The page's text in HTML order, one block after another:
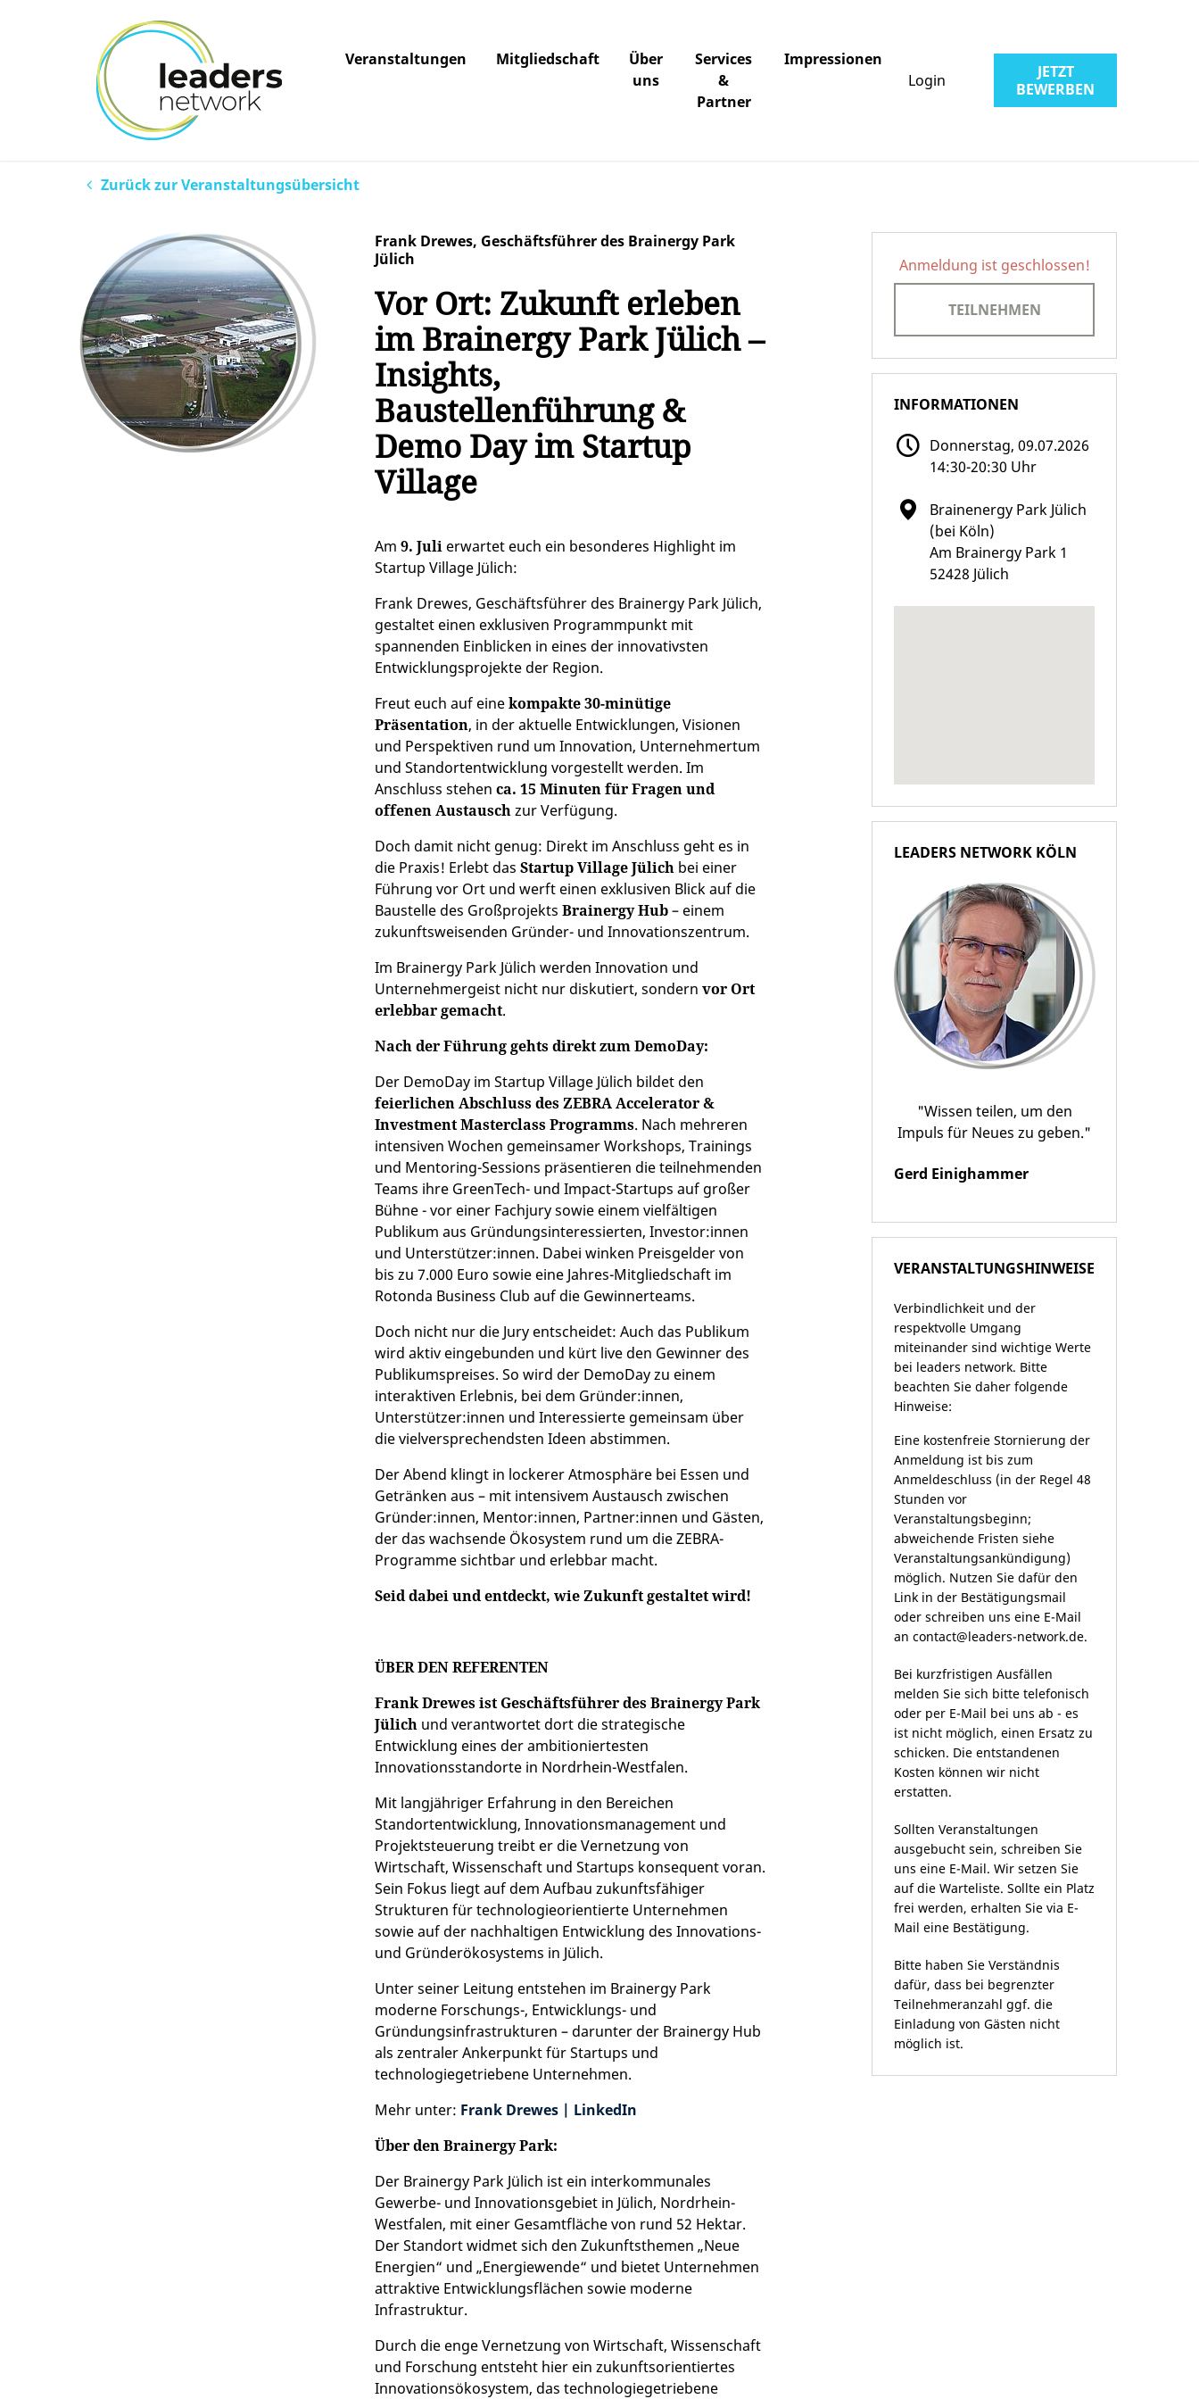
Veranstaltungen Mitgliedschaft
Über
uns
Services
&
Partner
Impressionen
Login
JETZT
BEWERBEN
Zurück zur Veranstaltungsübersicht
Frank Drewes, Geschäftsführer des Brainergy Park
Jülich
Vor Ort: Zukunft erleben
im Brainergy Park Jülich –
Insights,
Baustellenführung &
Demo Day im Startup
Village
Am 9. Julierwartet euch ein besonderes Highlight im
Startup Village Jülich:
Frank Drewes, Geschäftsführer des Brainergy Park Jülich,
gestaltet einen exklusiven Programmpunkt mit
spannenden Einblicken in eines der innovativsten
Entwicklungsprojekte der Region.
Freut euch auf einekompakte 30-minütige
Präsentation, in der aktuelle Entwicklungen, Visionen
und Perspektiven rund um Innovation, Unternehmertum
und Standortentwicklung vorgestellt werden. Im
Anschluss stehen ca. 15 Minuten für Fragen und
offenen Austauschzur Verfügung.
Doch damit nicht genug: Direkt im Anschluss geht es in
die Praxis! Erlebt das Startup Village Jülichbei einer
Führung vor Ort und werft einen exklusiven Blick auf die
Baustelle des Großprojekts Brainergy Hub– einem
zukunftsweisenden Gründer- und Innovationszentrum.
Im Brainergy Park Jülich werden Innovation und
Unternehmergeist nicht nur diskutiert, sondern vor Ort
erlebbar gemacht.
Nach der Führung gehts direkt zum DemoDay:
Der DemoDay im Startup Village Jülich bildet den
feierlichen Abschluss des ZEBRA Accelerator &
Investment Masterclass Programms. Nach mehreren
intensiven Wochen gemeinsamer Workshops, Trainings
und Mentoring-Sessions präsentieren die teilnehmenden
Teams ihre GreenTech- und Impact-Startups auf großer
Bühne - vor einer Fachjury sowie einem vielfältigen
Publikum aus Gründungsinteressierten, Investor:innen
und Unterstützer:innen. Dabei winken Preisgelder von
bis zu 7.000 Euro sowie eine Jahres-Mitgliedschaft im
Rotonda Business Club auf die Gewinnerteams.
Doch nicht nur die Jury entscheidet: Auch das Publikum
wird aktiv eingebunden und kürt live den Gewinner des
Publikumspreises. So wird der DemoDay zu einem
interaktiven Erlebnis, bei dem Gründer:innen,
Unterstützer:innen und Interessierte gemeinsam über
die vielversprechendsten Ideen abstimmen.
Der Abend klingt in lockerer Atmosphäre bei Essen und
Getränken aus – mit intensivem Austausch zwischen
Gründer:innen, Mentor:innen, Partner:innen und Gästen,
der das wachsende Ökosystem rund um die ZEBRA-
Programme sichtbar und erlebbar macht.
Seid dabei und entdeckt, wie Zukunft gestaltet wird!
ÜBER DEN REFERENTEN
Frank Drewes ist Geschäftsführer des Brainergy Park
Jülich und verantwortet dort die strategische
Entwicklung eines der ambitioniertesten
Innovationsstandorte in Nordrhein-Westfalen.
Mit langjähriger Erfahrung in den Bereichen
Standortentwicklung, Innovationsmanagement und
Projektsteuerung treibt er die Vernetzung von
Wirtschaft, Wissenschaft und Startups konsequent voran.
Sein Fokus liegt auf dem Aufbau zukunftsfähiger
Strukturen für technologieorientierte Unternehmen
sowie auf der nachhaltigen Entwicklung des Innovations-
und Gründerökosystems in Jülich.
Unter seiner Leitung entstehen im Brainergy Park
moderne Forschungs-, Entwicklungs- und
Gründungsinfrastrukturen – darunter der Brainergy Hub
als zentraler Ankerpunkt für Startups und
technologiegetriebene Unternehmen.
Mehr unter: Frank Drewes | LinkedIn
Über den Brainergy Park:
Der Brainergy Park Jülich ist ein interkommunales
Gewerbe- und Innovationsgebiet in Jülich, Nordrhein-
Westfalen, mit einer Gesamtfläche von rund 52 Hektar.
Der Standort widmet sich den Zukunftsthemen „Neue
Energien“ und „Energiewende“ und bietet Unternehmen
attraktive Entwicklungsflächen sowie moderne
Infrastruktur.
Durch die enge Vernetzung von Wirtschaft, Wissenschaft
und Forschung entsteht hier ein zukunftsorientiertes
Innovationsökosystem, das technologiegetriebene
Anmeldung ist geschlossen!
TEILNEHMEN
INFORMATIONEN
Donnerstag, 09.07.2026
14:30-20:30 Uhr
Brainenergy Park Jülich
(bei Köln)
Am Brainergy Park 1
52428 Jülich
LEADERS NETWORK KÖLN
"Wissen teilen, um den
Impuls für Neues zu geben."
Gerd Einighammer
VERANSTALTUNGSHINWEISE
Verbindlichkeit und der
respektvolle Umgang
miteinander sind wichtige Werte
bei leaders network. Bitte
beachten Sie daher folgende
Hinweise:
Eine kostenfreie Stornierung der
Anmeldung ist bis zum
Anmeldeschluss (in der Regel 48
Stunden vor
Veranstaltungsbeginn;
abweichende Fristen siehe
Veranstaltungsankündigung)
möglich. Nutzen Sie dafür den
Link in der Bestätigungsmail
oder schreiben uns eine E-Mail
an contact@leaders-network.de.
Bei kurzfristigen Ausfällen
melden Sie sich bitte telefonisch
oder per E-Mail bei uns ab - es
ist nicht möglich, einen Ersatz zu
schicken. Die entstandenen
Kosten können wir nicht
erstatten.
Sollten Veranstaltungen
ausgebucht sein, schreiben Sie
uns eine E-Mail. Wir setzen Sie
auf die Warteliste. Sollte ein Platz
frei werden, erhalten Sie via E-
Mail eine Bestätigung.
Bitte haben Sie Verständnis
dafür, dass bei begrenzter
Teilnehmeranzahl ggf. die
Einladung von Gästen nicht
möglich ist.